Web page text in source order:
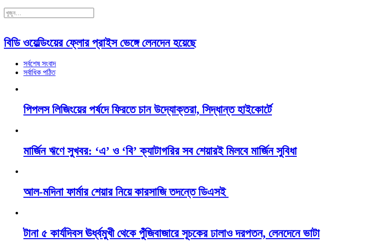
বিডি ওয়েল্ডিংয়ের ফ্লোর প্রাইস ভেঙ্গে লেনদেন হয়েছে
সর্বশেষ সংবাদ
সর্বাধিক পঠিত
পিপলস লিজিংয়ের পর্ষদে ফিরতে চান উদ্যোক্তরা, সিদ্ধান্ত হাইকোর্টে
মার্জিন ঋণে সুখবর: ‘এ’ ও ‘বি’ ক্যাটাগরির সব শেয়ারই মিলবে মার্জিন সুবিধা
আল-মদিনা ফার্মার শেয়ার নিয়ে কারসাজি তদন্তে ডিএসই
টানা ৫ কার্যদিবস ঊর্ধ্বমুখী থেকে পুঁজিবাজারে সূচকের ঢালাও দরপতন, লেনদেনে ভাটা